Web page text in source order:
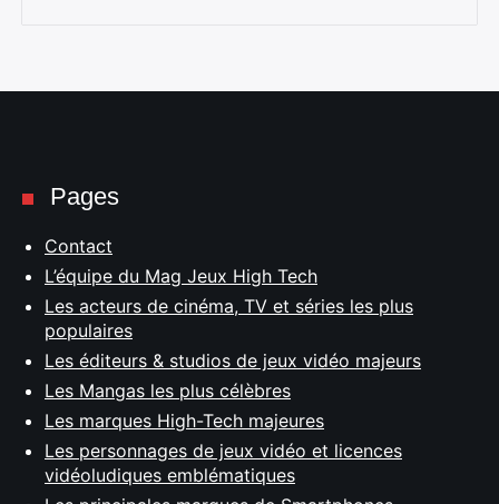
Pages
Contact
L’équipe du Mag Jeux High Tech
Les acteurs de cinéma, TV et séries les plus
populaires
Les éditeurs & studios de jeux vidéo majeurs
Les Mangas les plus célèbres
Les marques High-Tech majeures
Les personnages de jeux vidéo et licences
vidéoludiques emblématiques